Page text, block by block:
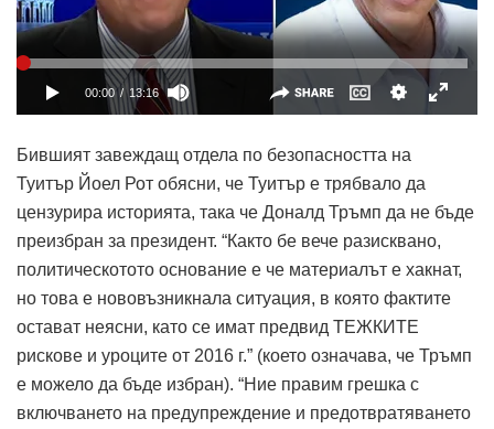
Бившият завеждащ отдела по безопасността на
Туитър Йоел Рот обясни, че Туитър е трябвало да
цензурира историята, така че Доналд Тръмп да не бъде
преизбран за президент. “Както бе вече разисквано,
политическотото основание е че материалът е хакнат,
но това е нововъзникнала ситуация, в която фактите
остават неясни, като се имат предвид ТЕЖКИТЕ
рискове и уроците от 2016 г.” (което означава, че Тръмп
е можело да бъде избран). “Ние правим грешка с
включването на предупреждение и предотвратяването